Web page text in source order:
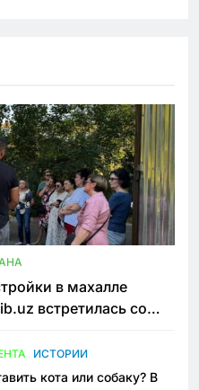
в махалле
встретилась со
ИСТОРИИ
кота или собаку? В